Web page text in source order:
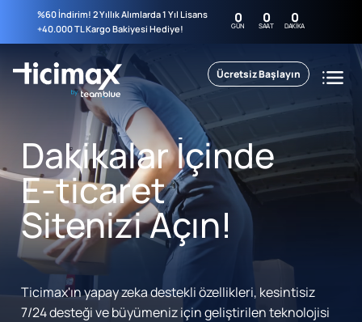
%60 İndirim! 2 Yıllık Alımlarda 1 Yıl Lisans
+40.000 TL Kargo Bakiyesi Hediye!
0
GÜN 0
SAAT 0
DAKIKA
Ücretsiz Başlayın
Dakikalar İçinde
E-ticaret
Sitenizi Açın!
Ticimax'ın yapay zeka destekli özellikleri, kesintisiz
7/24 desteği ve büyümeniz için geliştirilen teknolojisi